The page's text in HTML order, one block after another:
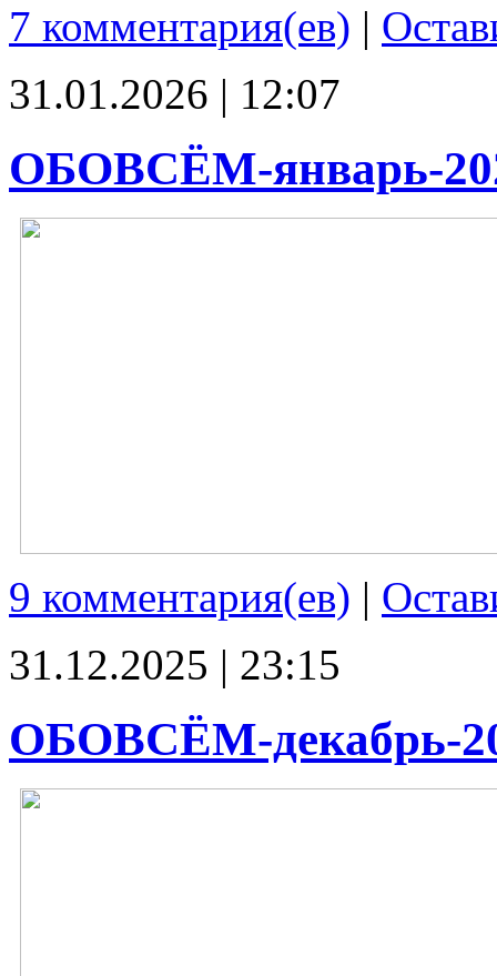
7 комментария(ев) |
31.01.2026 | 12:07
ОБОВСЁМ-январь-
9 комментария(ев) |
31.12.2025 | 23:15
ОБОВСЁМ-декабрь-